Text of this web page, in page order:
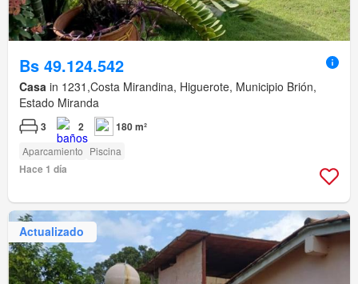
Bs 49.124.542
Casa in 1231,Costa Mirandina, Higuerote, Municipio Brión,
Estado Miranda
3 2 180 m²
Aparcamiento Piscina
Hace 1 día
Actualizado